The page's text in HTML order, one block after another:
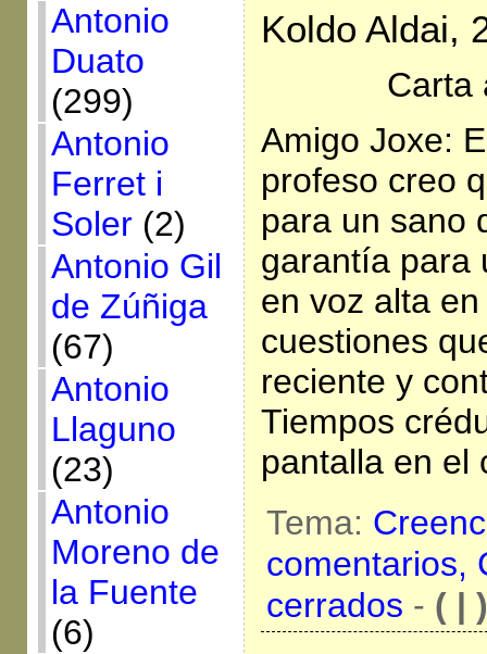
Antonio
Duato
(299)
Antonio
Ferret i
Soler(2)
Antonio Gil
de Zúñiga
(67)
Antonio
Llaguno
(23)
Antonio
Moreno de
la Fuente
(6)
Koldo Aldai,
Carta
Amigo Joxe:
profeso creo
para un sano
garantía para
en voz alta
cuestiones
reciente y
Tiempos
pantalla en
Tema:
comentarios,
cerrados - ( | )